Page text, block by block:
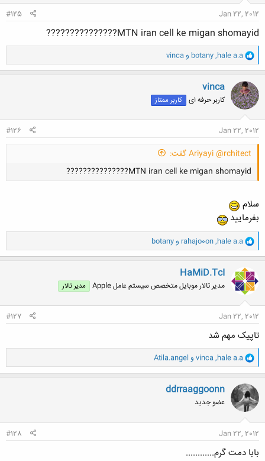
Jan 22, 2012
#125
MTN iran cell ke migan shomayid???????????????
و
ا
ک
ن
ش
ه
ا
hale a.a
,
botany و vinca
vinca
کاربر حرفه ای کاربر ممتاز
Jan 22, 2012
#126
Ariyayi @rchitect گفت:
MTN iran cell ke migan shomayid???????????????
کلیک کنید تا باز شود...
سلام
بفرمایید
و
ا
ک
ن
ش
ه
ا
hale a.a
,
rahajo0on و botany
HaMiD.TcI
مدیر تالار موبایل متخصص سیستم عامل Apple مدیر تالار
Jan 22, 2012
#127
تاپیک مهم شد
و
ا
ک
ن
ش
ه
ا
hale a.a
,
vinca و Atila.angel
ddrraaggoonn
عضو جدید
Jan 22, 2012
#128
بابا دمت گرم............